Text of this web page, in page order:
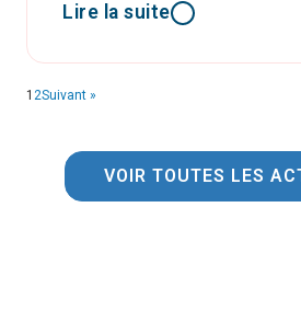
Lire la suite
1 2Suivant »
VOIR TOUTES LES